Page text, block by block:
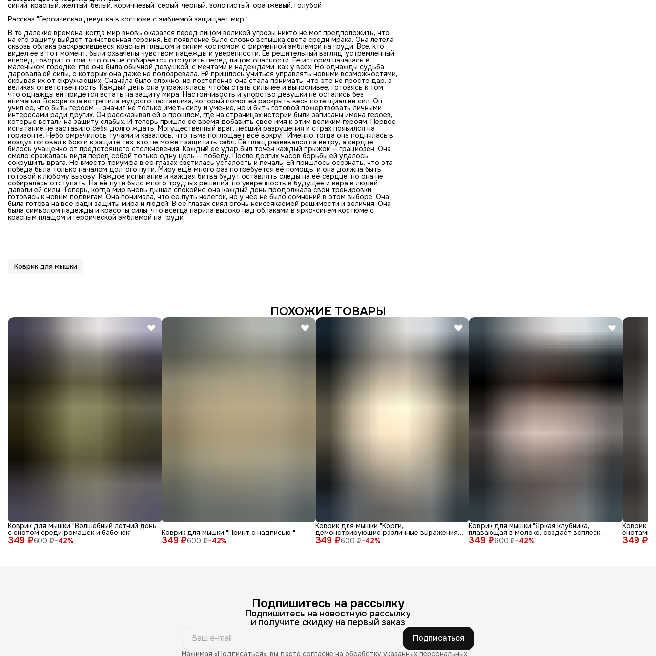
истории были записаны имена героев, которые встали на
защиту слабых. И теперь пришло её время добавить своё имя
к этим великим героям. Первое испытание не заставило себя
долго ждать. Могущественный враг, несший разрушения и
страх появился на горизонте. Небо омрачилось тучами и
казалось, что тьма поглощает всё вокруг. Именно тогда она
поднялась в воздух готовая к бою и к защите тех, кто не
может защитить себя. Её плащ развевался на ветру, а сердце
билось учащенно от предстоящего столкновения. Каждый её
удар был точен каждый прыжок — грациозен. Она смело
сражалась видя перед собой только одну цель — победу.
После долгих часов борьбы ей удалось сокрушить врага. Но
вместо триумфа в её глазах светилась усталость и печаль. Ей
пришлось осознать, что эта победа была только началом
долгого пути. Миру ещё много раз потребуется её помощь, и
она должна быть готовой к любому вызову. Каждое
испытание и каждая битва будут оставлять следы на её
сердце, но она не собиралась отступать. На её пути было
много трудных решений, но уверенность в будущее и вера в
людей давали ей силы. Теперь, когда мир вновь дышал
спокойно она каждый день продолжала свои тренировки
готовясь к новым подвигам. Она понимала, что её путь
нелёгок, но у неё не было сомнений в этом выборе. Она была
готова на всё ради защиты мира и людей. В её глазах сиял
огонь неиссякаемой решимости и величия. Она была
символом надежды и красоты силы, что всегда парила высоко
над облаками в ярко-синем костюме с красным плащом и
героической эмблемой на груди.
синий, красный, желтый, белый, коричневый, серый, черный, золотистый, оранжевый, голубой
Рассказ "Героическая девушка в костюме с эмблемой защищает мир."
В те далекие времена, когда мир вновь оказался перед лицом великой угрозы никто не мог предположить, что
на его защиту выйдет таинственная героиня. Ее появление было словно вспышка света среди мрака. Она летела
сквозь облака раскрасившееся красным плащом и синим костюмом с фирменной эмблемой на груди. Все, кто
видел ее в тот момент, были охвачены чувством надежды и уверенности. Ее решительный взгляд, устремленный
вперед, говорил о том, что она не собирается отступать перед лицом опасности. Ее история началась в
маленьком городке, где она была обычной девушкой, с мечтами и надеждами, как у всех. Но однажды судьба
даровала ей силы, о которых она даже не подозревала. Ей пришлось учиться управлять новыми возможностями,
скрывая их от окружающих. Сначала было сложно, но постепенно она стала понимать, что это не просто дар, а
великая ответственность. Каждый день она упражнялась, чтобы стать сильнее и выносливее, готовясь к том,
что однажды ей придется встать на защиту мира. Настойчивость и упорство девушки не остались без
внимания. Вскоре она встретила мудрого наставника, который помог ей раскрыть весь потенциал ее сил. Он
учил её, что быть героем — значит не только иметь силу и умение, но и быть готовой пожертвовать личными
интересами ради других. Он рассказывал ей о прошлом, где на страницах истории были записаны имена героев,
которые встали на защиту слабых. И теперь пришло её время добавить своё имя к этим великим героям. Первое
испытание не заставило себя долго ждать. Могущественный враг, несший разрушения и страх появился на
горизонте. Небо омрачилось тучами и казалось, что тьма поглощает всё вокруг. Именно тогда она поднялась в
воздух готовая к бою и к защите тех, кто не может защитить себя. Её плащ развевался на ветру, а сердце
билось учащенно от предстоящего столкновения. Каждый её удар был точен каждый прыжок — грациозен. Она
смело сражалась видя перед собой только одну цель — победу. После долгих часов борьбы ей удалось
сокрушить врага. Но вместо триумфа в её глазах светилась усталость и печаль. Ей пришлось осознать, что эта
победа была только началом долгого пути. Миру ещё много раз потребуется её помощь, и она должна быть
готовой к любому вызову. Каждое испытание и каждая битва будут оставлять следы на её сердце, но она не
собиралась отступать. На её пути было много трудных решений, но уверенность в будущее и вера в людей
давали ей силы. Теперь, когда мир вновь дышал спокойно она каждый день продолжала свои тренировки
готовясь к новым подвигам. Она понимала, что её путь нелёгок, но у неё не было сомнений в этом выборе. Она
была готова на всё ради защиты мира и людей. В её глазах сиял огонь неиссякаемой решимости и величия. Она
была символом надежды и красоты силы, что всегда парила высоко над облаками в ярко-синем костюме с
красным плащом и героической эмблемой на груди.
Коврик для мышки
ПОХОЖИЕ ТОВАРЫ
349 ₽600 ₽−42%
Коврик для мышки "Волшебный летний день
с енотом среди ромашек и бабочек"
349 ₽600 ₽−42%
Коврик для мышки "Принт с надписью "
349 ₽600 ₽−42%
Коврик для мышки "Корги,
демонстрирующие различные выражения
лица и эмоции на белом фоне" 349 ₽600 ₽−42%
Коврик для мышки "Яркая клубника,
плавающая в молоке, создает всплеск
радости" 349 ₽
Коврик
енотами
Подпишитесь на рассылку
Подпишитесь на новостную рассылку
и получите скидку на первый заказ
Подписаться
Нажимая «Подписаться», вы даете согласие на обработку указанных персональных